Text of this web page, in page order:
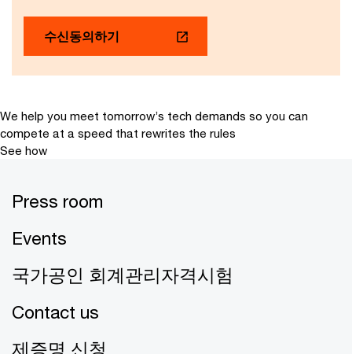
수신동의하기
We help you meet tomorrow’s tech demands so you can
compete at a speed that rewrites the rules
See how
Press room
Events
국가공인 회계관리자격시험
Contact us
제증명 신청